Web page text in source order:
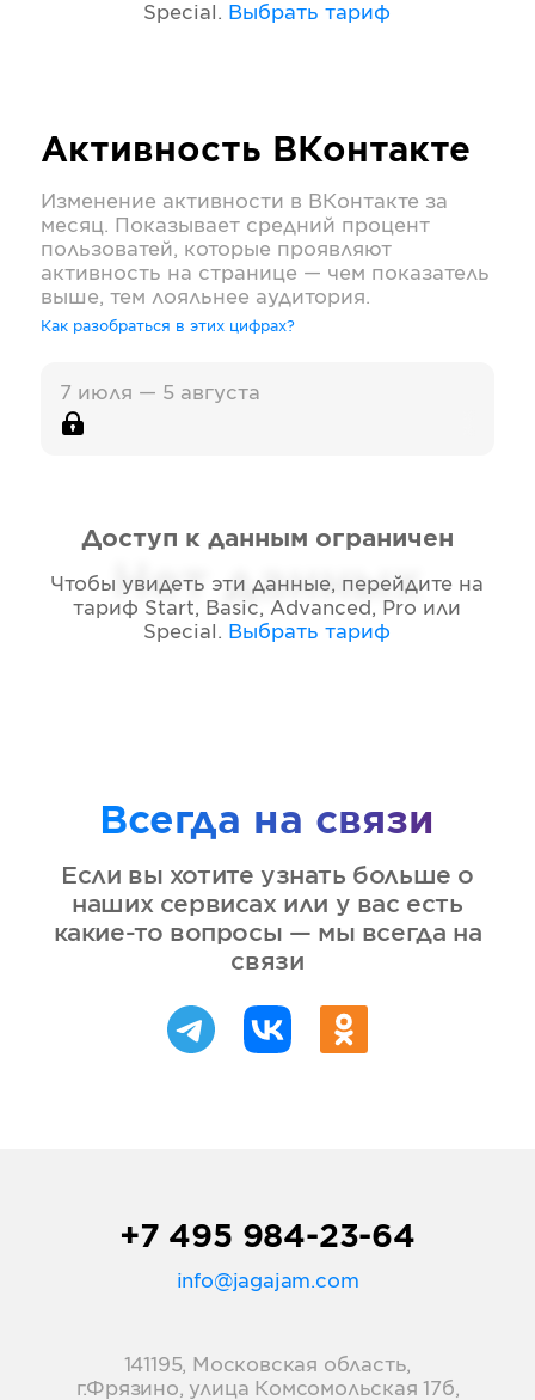
Special . Выбрать тариф
Активность ВКонтакте
Изменение активности в ВКонтакте за
месяц. Показывает средний процент
пользоватей, которые проявляют
активность на странице — чем показатель
выше, тем лояльнее аудитория.
Как разобраться в этих цифрах?
7 июля — 5 августа
Нет данных
Доступ к данным ограничен
Чтобы увидеть эти данные, перейдите на
тариф Start, Basic, Advanced, Pro или
Special . Выбрать тариф
Всегда на связи
Если вы хотите узнать больше о
наших сервисах или у вас есть
какие-то вопросы — мы всегда на
связи
+7 495 984-23-64
info@jagajam.com
141195, Московская область,
г.Фрязино, улица Комсомольская 17б,